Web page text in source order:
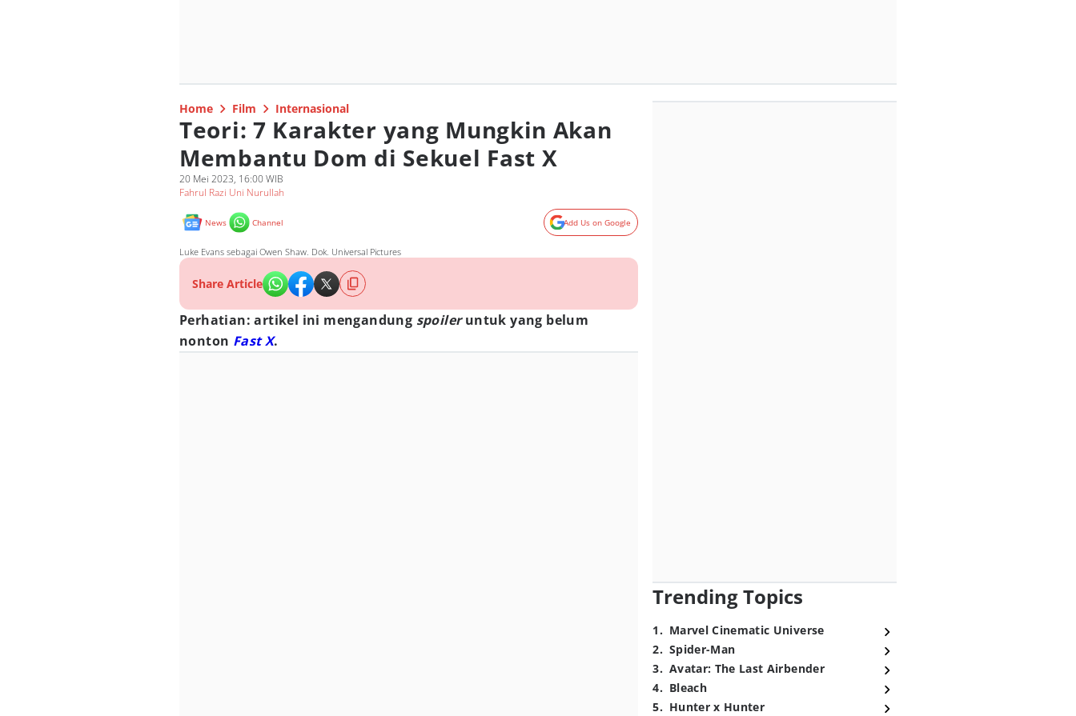
Home Film Internasional
Teori: 7 Karakter yang Mungkin Akan
Membantu Dom di Sekuel Fast X
20 Mei 2023, 16:00 WIB
Fahrul Razi Uni Nurullah
News Channel Add Us on Google
Luke Evans sebagai Owen Shaw. Dok. Universal Pictures
Share Article
Perhatian: artikel ini mengandung spoileruntuk yang belum
nonton Fast X.
Trending Topics
1. Marvel Cinematic Universe
2. Spider-Man
3. Avatar: The Last Airbender
4. Bleach
5. Hunter x Hunter